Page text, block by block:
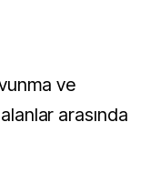
ve
arasında